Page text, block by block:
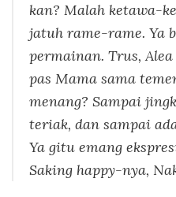
kan? Malah ketawa-
jatuh rame-rame. Ya
permainan. Trus,
pas Mama sama
menang? Sampai
teriak, dan sampai
Ya gitu emang
Saking happy-nya,